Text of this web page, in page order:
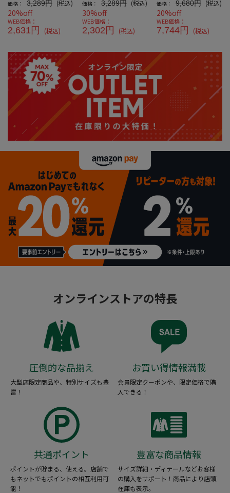
価格： 3,289円 (税込)
20%off
WEB価格：
2,631円 (税込)
価格： 3,289円 (税込)
30%off
WEB価格：
2,302円 (税込)
ーカー
価格： 9,680円 (税込)
20%off
WEB価格：
7,744円 (税込)
オンラインストアの特長
圧倒的な品揃え
大型店限定商品や、特別サイズも豊
富！
お買い得情報満載
会員限定クーポンや、限定価格で購
入できる！
共通ポイント
ポイントが貯まる、使える。店舗で
もネットでもポイントの相互利用可
能！
豊富な商品情報
サイズ詳細・ディテールなどお客様
の購入をサポート！商品により店頭
在庫も表示。